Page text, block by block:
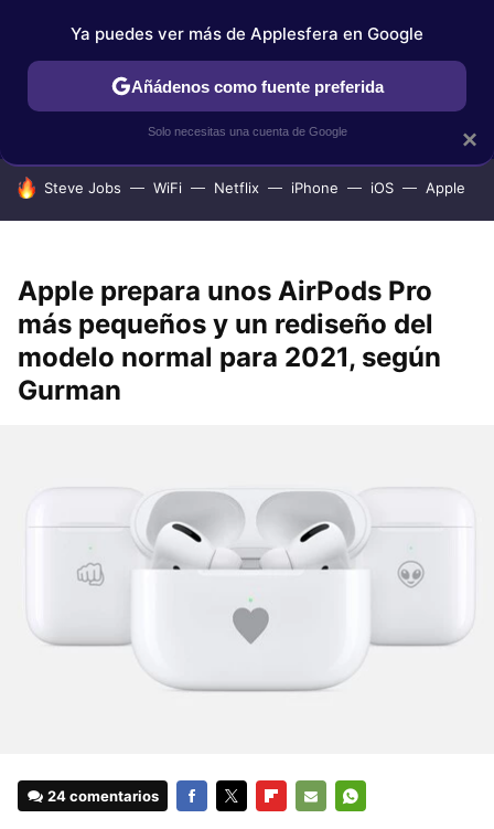
IPHONE TUTORIALES APPLESFERA SELECCIÓN
HOY SE HABLA DE
Steve Jobs WiFi Netflix iPhone iOS Apple
Apple prepara unos AirPods Pro
más pequeños y un rediseño del
modelo normal para 2021, según
Gurman
24 comentarios
×
Ya puedes ver más de Applesfera en Google
Añádenos como fuente preferida
Solo necesitas una cuenta de Google